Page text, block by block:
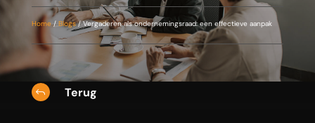
Home/Blogs/Vergaderen als ondernemingsraad: een effectieve aanpak
J Terug